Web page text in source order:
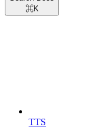
⌘K
TTS